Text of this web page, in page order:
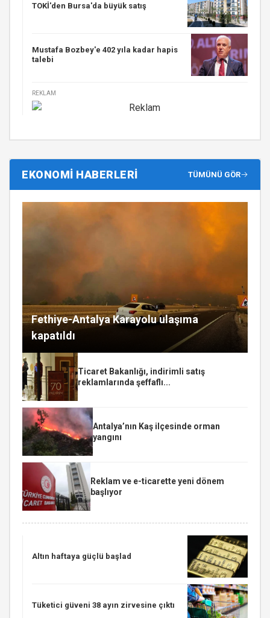
TOKİ'den Bursa'da büyük satış
Mustafa Bozbey'e 402 yıla kadar hapis
talebi
REKLAM
EKONOMİ HABERLERİ TÜMÜNÜ GÖR
Fethiye-Antalya Karayolu ulaşıma
kapatıldı
Ticaret Bakanlığı, indirimli satış
reklamlarında şeffaflı...
Antalya’nın Kaş ilçesinde orman
yangını
Reklam ve e-ticarette yeni dönem
başlıyor
Altın haftaya güçlü başlad
Tüketici güveni 38 ayın zirvesine çıktı